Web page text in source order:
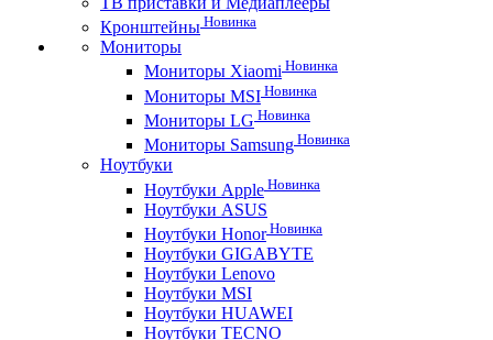
Кронштейны Новинка
Мониторы
Мониторы Xiaomi Новинка
Мониторы MSI Новинка
Мониторы LG Новинка
Мониторы Samsung Новинка
Ноутбуки
Ноутбуки Apple Новинка
Ноутбуки ASUS
Ноутбуки HonorНовинка
Ноутбуки GIGABYTE
Ноутбуки Lenovo
Ноутбуки MSI
Ноутбуки HUAWEI
Ноутбуки TECNO